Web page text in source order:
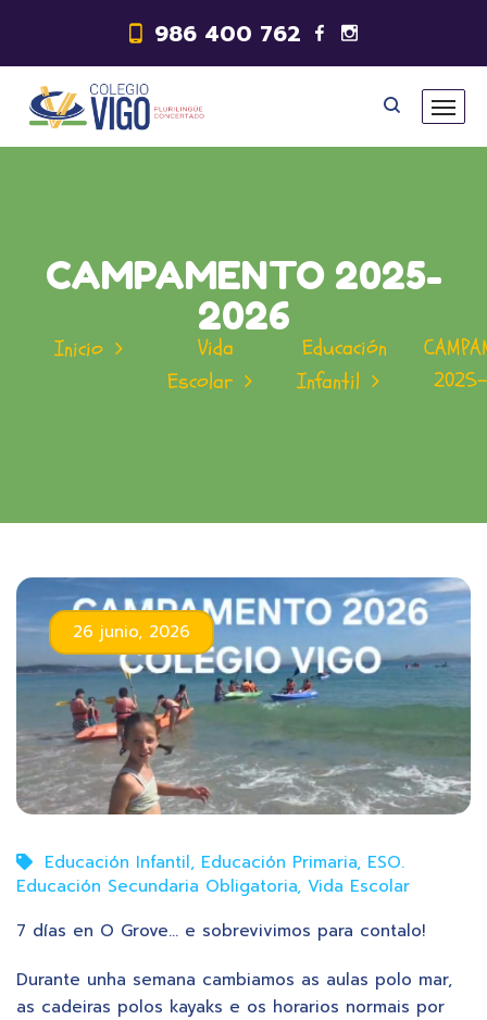
986 400 762
CAMPAMENTO 2025-
2026
Inicio
Vida
Escolar
Educación
Infantil
26 junio, 2026
Educación Infantil, Educación Primaria, ESO.
Educación Secundaria Obligatoria, Vida Escolar
7 días en O Grove… e sobrevivimos para contalo!
Durante unha semana cambiamos as aulas polo mar,
as cadeiras polos kayaks e os horarios normais por